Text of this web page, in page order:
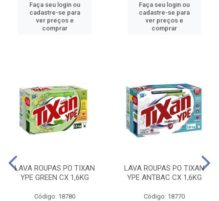
Faça seu login ou
cadastre-se para
ver preços e
comprar
Faça seu login ou
cadastre-se para
ver preços e
comprar
LAVA ROUPAS PO TIXAN
YPE GREEN CX 1,6KG
Código: 18780
LAVA ROUPAS PO TIXAN
YPE ANTBAC CX 1,6KG
Código: 18770